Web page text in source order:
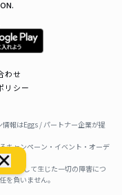
わせ
リシー
報はEggs / パートナー企業が提
キャンペーン・イベント・オーデ
利用して生じた一切の障害につ
を負いません。